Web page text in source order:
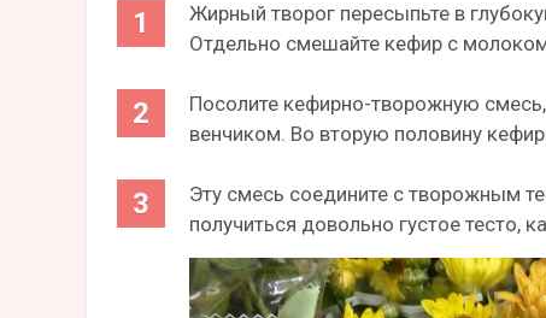
Жирный творог пересыпьте в
Отдельно смешайте кефир с
Посолите кефирно-творожную
венчиком. Во вторую половину
Эту смесь соедините с творожным
получиться довольно густое тесто,